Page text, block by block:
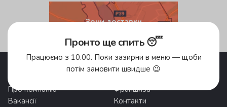
Зони доставки
Pronto Club
Доставка їжі
Про компанію
Франшиза
Вакансії
Контакти
Пронто ще спить 😴
Працюємо з 10.00. Поки зазирни в меню — щоби
потім замовити швидше 😉